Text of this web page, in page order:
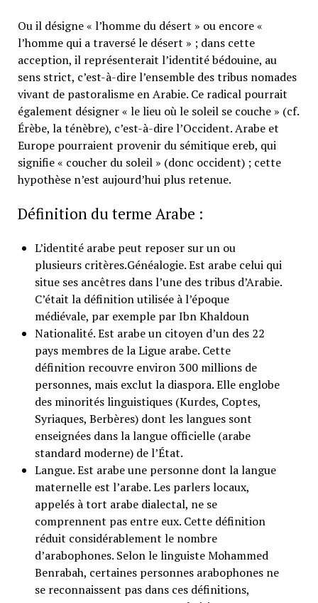
Ou il désigne « l’homme du désert » ou encore «
l’homme qui a traversé le désert » ; dans cette
acception, il représenterait l’identité bédouine, au
sens strict, c’est-à-dire l’ensemble des tribus nomades
vivant de pastoralisme en Arabie. Ce radical pourrait
également désigner « le lieu où le soleil se couche » (cf.
Érèbe, la ténèbre), c’est-à-dire l’Occident. Arabe et
Europe pourraient provenir du sémitique ereb, qui
signifie « coucher du soleil » (donc occident) ; cette
hypothèse n’est aujourd’hui plus retenue.
Définition du terme Arabe :
L’identité arabe peut reposer sur un ou
plusieurs critères.Généalogie. Est arabe celui qui
situe ses ancêtres dans l’une des tribus d’Arabie.
C’était la définition utilisée à l’époque
médiévale, par exemple par Ibn Khaldoun
Nationalité. Est arabe un citoyen d’un des 22
pays membres de la Ligue arabe. Cette
définition recouvre environ 300 millions de
personnes, mais exclut la diaspora. Elle englobe
des minorités linguistiques (Kurdes, Coptes,
Syriaques, Berbères) dont les langues sont
enseignées dans la langue officielle (arabe
standard moderne) de l’État.
Langue. Est arabe une personne dont la langue
maternelle est l’arabe. Les parlers locaux,
appelés à tort arabe dialectal, ne se
comprennent pas entre eux. Cette définition
réduit considérablement le nombre
d’arabophones. Selon le linguiste Mohammed
Benrabah, certaines personnes arabophones ne
se reconnaissent pas dans ces définitions,